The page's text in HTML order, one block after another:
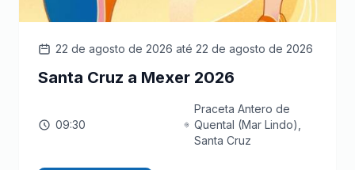
22 de agosto de 2026 até 22 de agosto de 2026
Santa Cruz a Mexer 2026
09:30
Praceta Antero de
Quental (Mar Lindo),
Santa Cruz